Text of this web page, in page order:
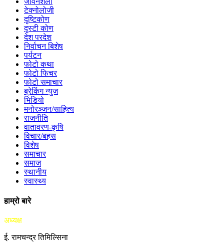
टेक्नोलोजी
दृष्टिकोण
दृस्टी कोण
देश परदेश
निर्वाचन बिशेष
पर्यटन
फोटो कथा
फोटो फिचर
फोटो समाचार
ब्रेकिंग न्युज
भिडियो
मनोरञ्जन/साहित्य
राजनीति
वातावरण-कृषि
विचार/बहस
विशेष
समाचार
समाज
स्थानीय
स्वास्थ्य
हाम्रो बारे
अध्यक्ष
ई. रामचन्द्र तिमिल्सिना